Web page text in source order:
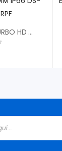
CAMARA BULLET TURBO HD HIKVISION 4EN1 720P 1MP 2.8MM 24 LED IR 20M IP66 2.8MM IP66 DS-2CE16C0T-IRPF